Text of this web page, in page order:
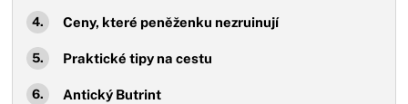
Ceny, které peněženku nezruinují
Praktické tipy na cestu
Antický Butrint